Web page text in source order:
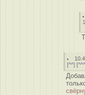
[^^] [^^^